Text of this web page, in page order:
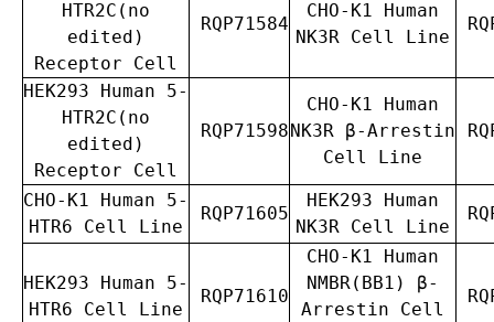
HTR2C(no
edited)
Receptor Cell
RQP71584
CHO-K1 Human
NK3R Cell Line
HEK293 Human 5-
HTR2C(no
edited)
Receptor Cell
RQP71598
CHO-K1 Human
NK3R β-Arrestin
Cell Line
CHO-K1 Human 5-
HTR6 Cell Line
RQP71605
HEK293 Human
NK3R Cell Line
HEK293 Human 5-
HTR6 Cell Line
RQP71610
CHO-K1 Human
NMBR(BB1) β-
Arrestin Cell